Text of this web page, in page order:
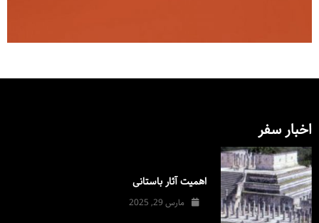
اخبار سفر
اهمیت آثار باستانی
مارس 29, 2025